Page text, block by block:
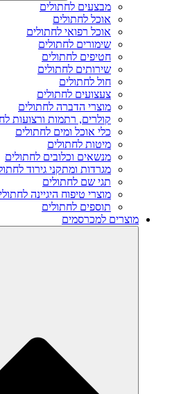
מבצעים לחתולים
אוכל לחתולים
אוכל רפואי לחתולים
שימורים לחתולים
חטיפים לחתולים
שירותים לחתולים
חול לחתולים
צעצועים לחתולים
מוצרי הדברה לחתולים
קולרים, רתמות ורצועות
כלי אוכל ומים לחתולים
מיטות לחתולים
מנשאים וכלובים לחתולים
מגרדות ומתקני גירוד
תגי שם לחתולים
מוצרי טיפוח היגיינה
תוספים לחתולים
מוצרים למכרסמים